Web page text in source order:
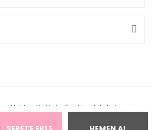
Saklıdır. Kredi kartı bilgileriniz